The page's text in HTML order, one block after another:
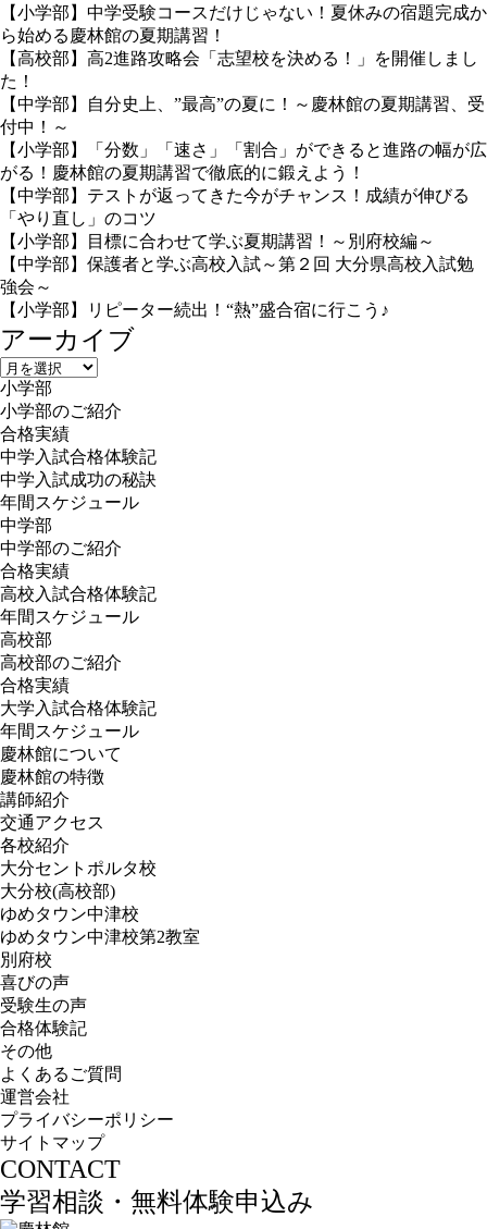
【小学部】中学受験コースだけじゃない！夏休みの宿題完成か
ら始める慶林館の夏期講習！
【高校部】高2進路攻略会「志望校を決める！」を開催しまし
た！
【中学部】自分史上、”最高”の夏に！～慶林館の夏期講習、受
付中！～
【小学部】「分数」「速さ」「割合」ができると進路の幅が広
がる！慶林館の夏期講習で徹底的に鍛えよう！
【中学部】テストが返ってきた今がチャンス！成績が伸びる
「やり直し」のコツ
【小学部】目標に合わせて学ぶ夏期講習！～別府校編～
【中学部】保護者と学ぶ高校入試～第２回 大分県高校入試勉
強会～
【小学部】リピーター続出！“熱”盛合宿に行こう♪
アーカイブ
ア
ー
カ
イ
ブ
小学部
小学部のご紹介
合格実績
中学入試合格体験記
中学入試成功の秘訣
年間スケジュール
中学部
中学部のご紹介
合格実績
高校入試合格体験記
年間スケジュール
高校部
高校部のご紹介
合格実績
大学入試合格体験記
年間スケジュール
慶林館について
慶林館の特徴
講師紹介
交通アクセス
各校紹介
大分セントポルタ校
大分校(高校部)
ゆめタウン中津校
ゆめタウン中津校第2教室
別府校
喜びの声
受験生の声
合格体験記
その他
よくあるご質問
運営会社
プライバシーポリシー
サイトマップ
CONTACT
学習相談・無料体験申込み